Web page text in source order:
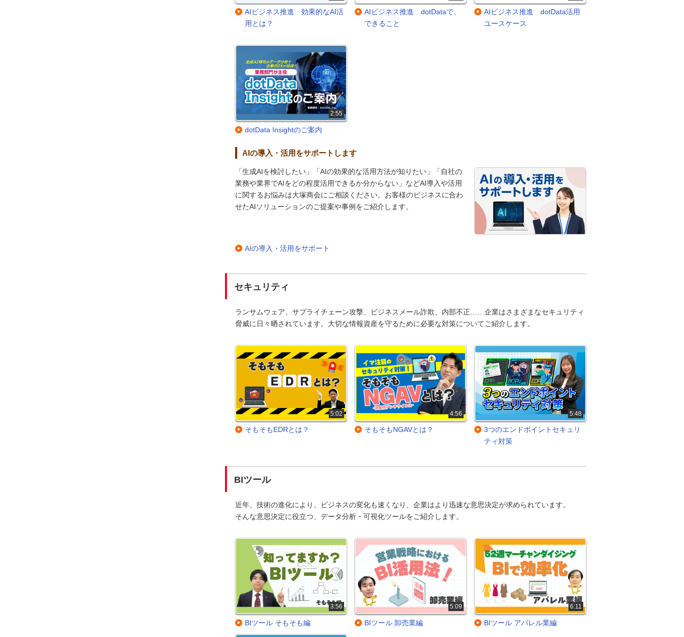
AIビジネス推進 効果的なAI活
用とは？
AIビジネス推進 dotDataで、
できること
AIビジネス推進 dotData活用
ユースケース
2:55
dotData Insightのご案内
AIの導入・活用をサポートします
「生成AIを検討したい」「AIの効果的な活用方法が知りたい」「自社の
業務や業界でAIをどの程度活用できるか分からない」などAI導入や活用
に関するお悩みは大塚商会にご相談ください。お客様のビジネスに合わ
せたAIソリューションのご提案や事例をご紹介します。
AIの導入・活用をサポート
セキュリティ
ランサムウェア、サプライチェーン攻撃、ビジネスメール詐欺、内部不正……企業はさまざまなセキュリティ
脅威に日々晒されています。大切な情報資産を守るために必要な対策についてご紹介します。
5:02
そもそもEDRとは？
4:56
そもそもNGAVとは？
5:48
3つのエンドポイントセキュリ
ティ対策
BIツール
近年、技術の進化により、ビジネスの変化も速くなり、企業はより迅速な意思決定が求められています。
そんな意思決定に役立つ、データ分析・可視化ツールをご紹介します。
3:56
BIツール そもそも編
5:09
BIツール 卸売業編
6:11
BIツール アパレル業編